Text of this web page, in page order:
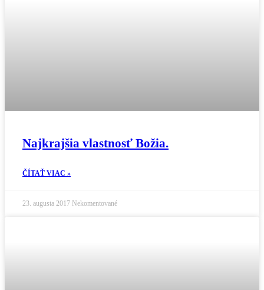
Najkrajšia vlastnosť Božia.
ČÍTAŤ VIAC »
23. augusta 2017 Nekomentované